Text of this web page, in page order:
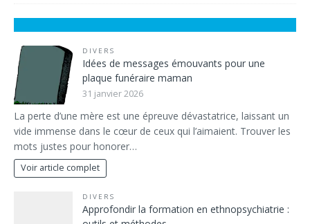
DIVERS
Idées de messages émouvants pour une
plaque funéraire maman
31 janvier 2026
La perte d’une mère est une épreuve dévastatrice, laissant un
vide immense dans le cœur de ceux qui l’aimaient. Trouver les
mots justes pour honorer…
Voir article complet
DIVERS
Approfondir la formation en ethnopsychiatrie :